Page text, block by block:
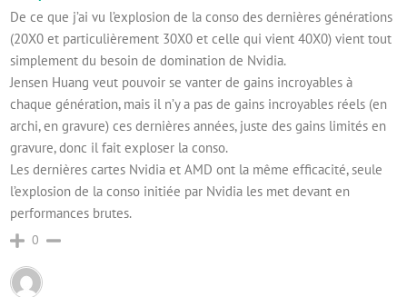
De ce que j’ai vu l’explosion de la conso des dernières générations
(20X0 et particulièrement 30X0 et celle qui vient 40X0) vient tout
simplement du besoin de domination de Nvidia.
Jensen Huang veut pouvoir se vanter de gains incroyables à
chaque génération, mais il n’y a pas de gains incroyables réels (en
archi, en gravure) ces dernières années, juste des gains limités en
gravure, donc il fait exploser la conso.
Les dernières cartes Nvidia et AMD ont la même efficacité, seule
l’explosion de la conso initiée par Nvidia les met devant en
performances brutes.
0